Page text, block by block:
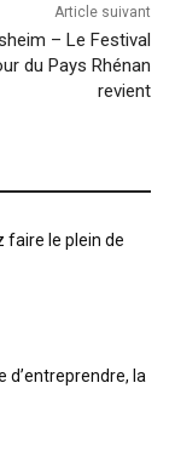
Article suivant
– Le Festival
du Pays Rhénan
revient
faire le plein de
d’entreprendre, la